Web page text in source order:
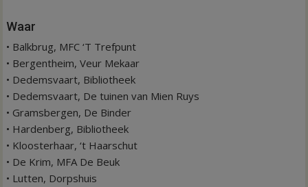
Waar
• Balkbrug, MFC ‘T Trefpunt
• Bergentheim, Veur Mekaar
• Dedemsvaart, Bibliotheek
• Dedemsvaart, De tuinen van Mien Ruys
• Gramsbergen, De Binder
• Hardenberg, Bibliotheek
• Kloosterhaar, ‘t Haarschut
• De Krim, MFA De Beuk
• Lutten, Dorpshuis